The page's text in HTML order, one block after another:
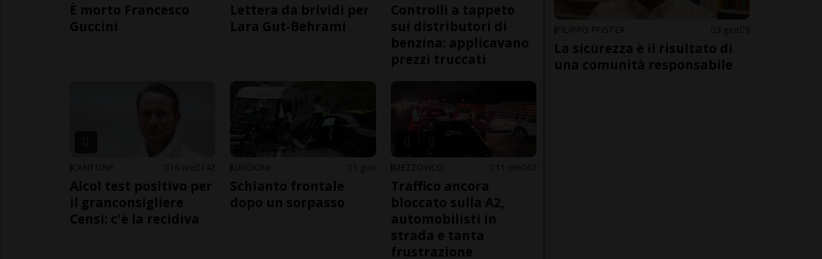
È morto Francesco
Guccini
Lettera da brividi per
Lara Gut-Behrami
Controlli a tappeto
sui distributori di
benzina: applicavano
prezzi truccati
CANTONE 16 ore 142
Alcol test positivo per
il granconsigliere
Censi: c'è la recidiva
GRIGIONI 1 gior
Schianto frontale
dopo un sorpasso
MEZZOVICO 11 ore 67
Traffico ancora
bloccato sulla A2,
automobilisti in
strada e tanta
frustrazione
FILIPPO PFISTER 3 gior 9
La sicurezza è il risultato di
una comunità responsabile